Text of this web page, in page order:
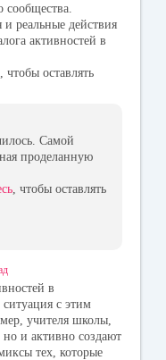
реальные действия
активностей в
, чтобы оставлять
Самой
проделанную
, чтобы оставлять
в
с этим
учителя школы,
но и активно создают
тех, которые